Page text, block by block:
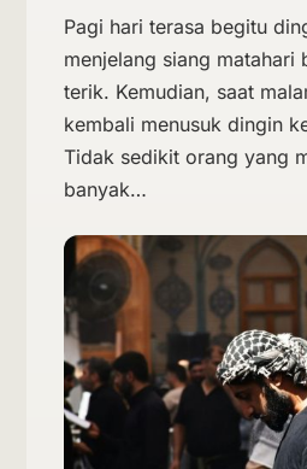
Pagi hari terasa begitu
menjelang siang matahari
terik. Kemudian, saat
kembali menusuk dingin
Tidak sedikit orang yang
banyak…